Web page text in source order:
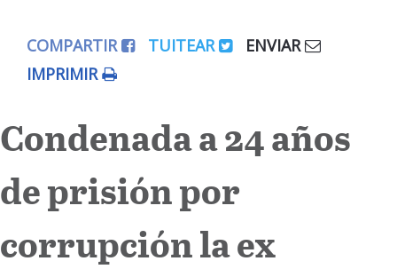
Editorial
Colaboradores
Internacional
Cultura
COMPARTIR TUITEAR
ENVIAR
IMPRIMIR
Condenada a 24 años
de prisión por
corrupción la ex